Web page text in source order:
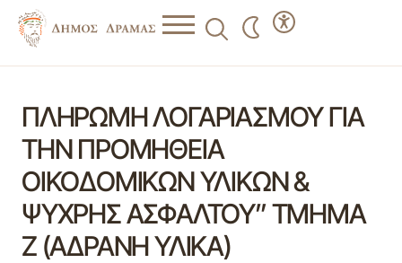
ΠΛΗΡΩΜΗ ΛΟΓΑΡΙΑΣΜΟΥ ΓΙΑ
ΤΗΝ ΠΡΟΜΗΘΕΙΑ
ΟΙΚΟΔΟΜΙΚΩΝ ΥΛΙΚΩΝ &
ΨΥΧΡΗΣ ΑΣΦΑΛΤΟΥ” ΤΜΗΜΑ
Ζ (ΑΔΡΑΝΗ ΥΛΙΚΑ)